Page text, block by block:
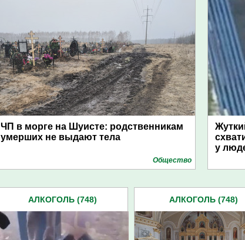
ЧП в морге на Шуисте: родственникам
умерших не выдают тела
Общество
у
АЛКОГОЛЬ (748) АЛКОГОЛЬ (748)